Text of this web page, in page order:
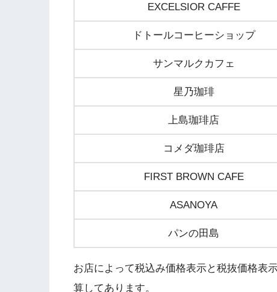
EXCELSIOR CAFFE
ドトールコーヒーショップ
サンマルクカフェ
星乃珈琲
上島珈琲店
コメダ珈琲店
FIRST BROWN CAFE
ASANOYA
パンの田島
お店によって税込み価格表示と税抜価格表
算してあります。